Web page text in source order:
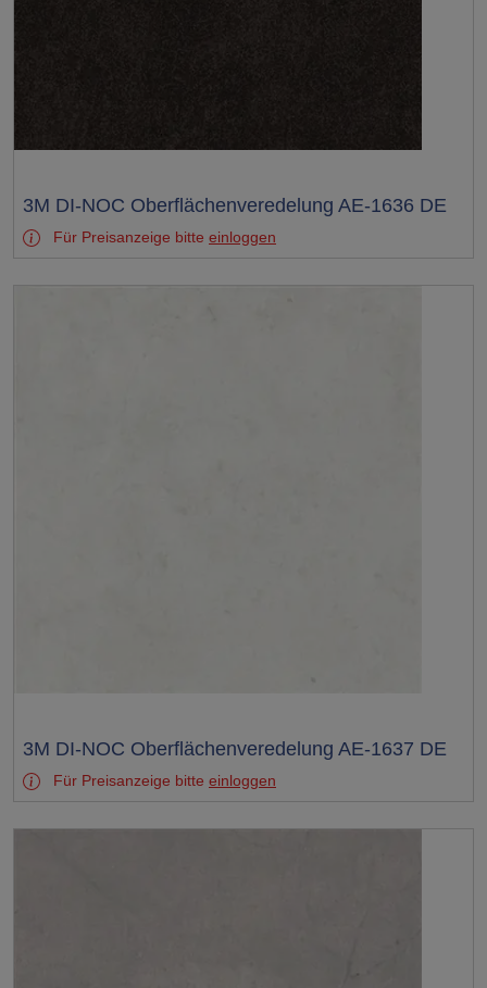
Test
3M DI-NOC Oberflächenveredelung AE-1636 DE
Für Preisanzeige bitte einloggen
Test
3M DI-NOC Oberflächenveredelung AE-1637 DE
Für Preisanzeige bitte einloggen